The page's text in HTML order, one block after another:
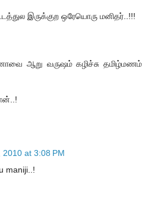
இருக்குற ஒரேயொரு மனிதர்..!!!
ஆறு வருஷம் கழிச்சு தமிழ்மணம்
2010 at 3:08 PM
maniji..!